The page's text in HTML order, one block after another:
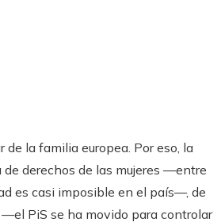
la familia europea. Por eso, la
derechos de las mujeres —entre
es casi imposible en el país—, de
PiS se ha movido para controlar